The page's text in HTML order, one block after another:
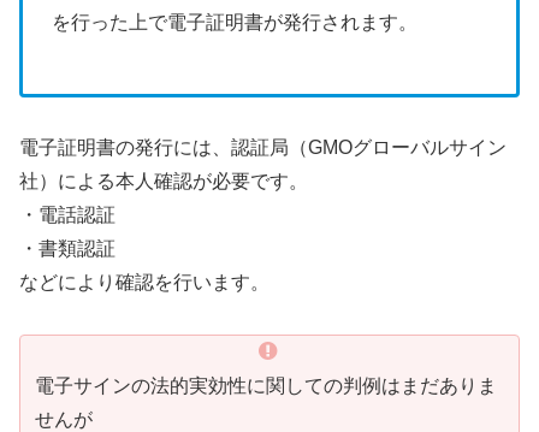
を行った上で電子証明書が発行されます。
電子証明書の発行には、認証局（GMOグローバルサイン
社）による本人確認が必要です。
・電話認証
・書類認証
などにより確認を行います。
電子サインの法的実効性に関しての判例はまだありま
せんが